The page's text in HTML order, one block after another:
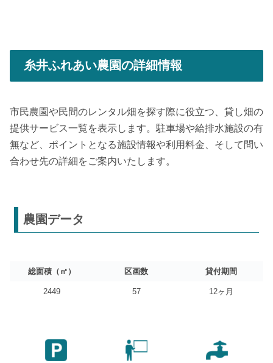
糸井ふれあい農園の詳細情報
市民農園や民間のレンタル畑を探す際に役立つ、貸し畑の
提供サービス一覧を表示します。駐車場や給排水施設の有
無など、ポイントとなる施設情報や利用料金、そして問い
合わせ先の詳細をご案内いたします。
農園データ
総面積（㎡） 区画数 貸付期間
2449 57 12ヶ月